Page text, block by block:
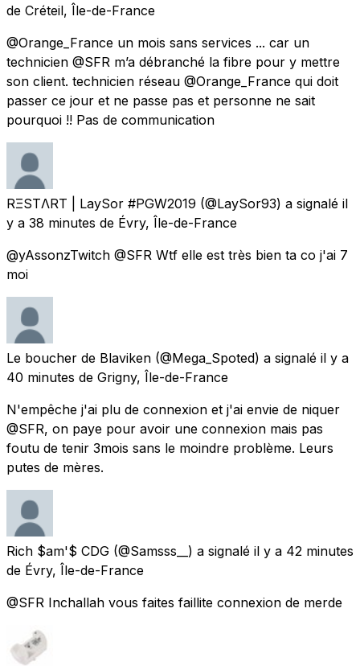
de Créteil, Île-de-France
@Orange_France un mois sans services ... car un
technicien @SFR m’a débranché la fibre pour y mettre
son client. technicien réseau @Orange_France qui doit
passer ce jour et ne passe pas et personne ne sait
pourquoi !! Pas de communication
RΞSTΛRT | LaySor #PGW2019 (@LaySor93) a signalé il
y a 38 minutes de Évry, Île-de-France
@yAssonzTwitch @SFR Wtf elle est très bien ta co j'ai 7
moi
Le boucher de Blaviken (@Mega_Spoted) a signalé il y a
40 minutes de Grigny, Île-de-France
N'empêche j'ai plu de connexion et j'ai envie de niquer
@SFR, on paye pour avoir une connexion mais pas
foutu de tenir 3mois sans le moindre problème. Leurs
putes de mères.
Rich $am'$ CDG (@Samsss__) a signalé il y a 42 minutes
de Évry, Île-de-France
@SFR Inchallah vous faites faillite connexion de merde